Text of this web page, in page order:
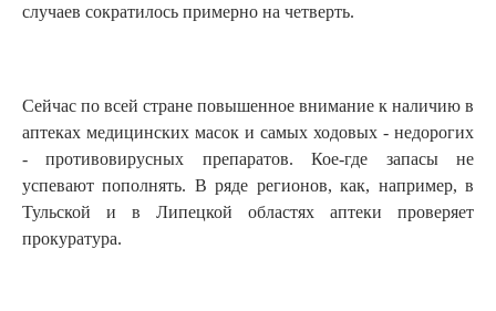
случаев сократилось примерно на четверть.
Сейчас по всей стране повышенное внимание к наличию в
аптеках медицинских масок и самых ходовых - недорогих
- противовирусных препаратов. Кое-где запасы не
успевают пополнять. В ряде регионов, как, например, в
Тульской и в Липецкой областях аптеки проверяет
прокуратура.